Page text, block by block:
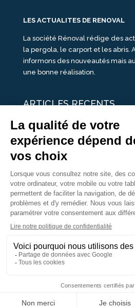
LES ACTUALITES DE RENOVAL
La société Rénoval rédige des
la pergola, le carport et les abris.
informons des nouveautés mais
une bonne réalisation.
ARTICLES RECENTS
25 idées de vérandas design
Un été pour une véranda
Portes Ouvertes Véranda
portes ouvertes véranda sur
Nous Suivre
Copyright © 2017 -